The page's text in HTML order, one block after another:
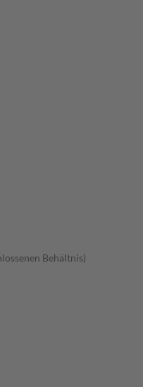
Behältnis)